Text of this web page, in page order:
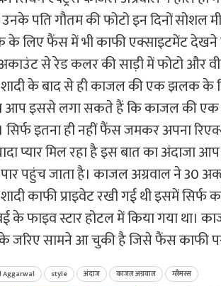
पति गौतम की फोटो इन दिनों सोशल
फैंस में भी काफी एक्साइटमेंट देखने
से रेड कलर की साड़ी में फोटो और
के बाद से ही काजल की एक झलक के
आप इससे लगा सकते हैं कि काजल की एक
सिर्फ इतना ही नहीं फैंस जमकर अपना
प्यार मिल रहा है इस बात का
पहुंच जाता है। काजल अग्रवाल ने 30
काफी प्राइवेट रखी गई थी इसमें सिर्फ
के फाइव स्टार होटल में किया गया था।
के जरिए सामने आ चुकी है जिसे फैंस काफी
Aggarwal style अंदाज काजल अग्रवाल ग्लैमरस